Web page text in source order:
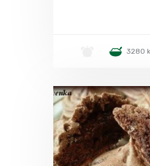
3280